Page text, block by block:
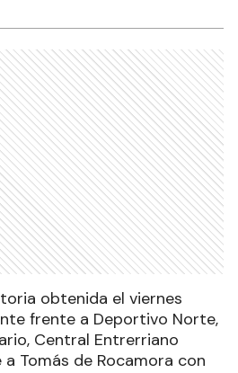
obtenida el viernes
frente a Deportivo Norte,
Central Entrerriano
Tomás de Rocamora con